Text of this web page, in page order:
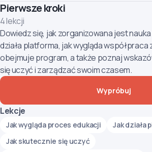
Pierwsze kroki
4 lekcji
Dowiedz się, jak zorganizowana jest
działa platforma, jak wygląda współpraca
obejmuje program, a także poznaj
się uczyć i zarządzać swoim czasem.
Wypróbuj
Lekcje
Jak wygląda proces edukacji
Jak działa
Jak skutecznie się uczyć